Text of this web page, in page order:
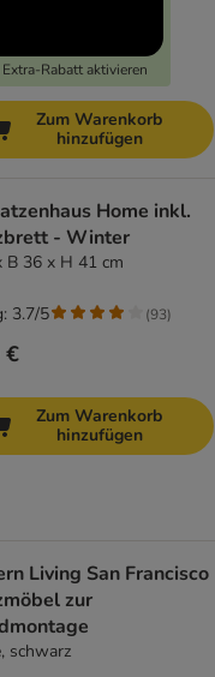
Rabatt aktivieren
Zum Warenkorb
hinzufügen
Home inkl.
- Winter
B 36 x H 41 cm
€
3.7/5 (93)
Zum Warenkorb
hinzufügen
Living San Francisco
zur
schwarz